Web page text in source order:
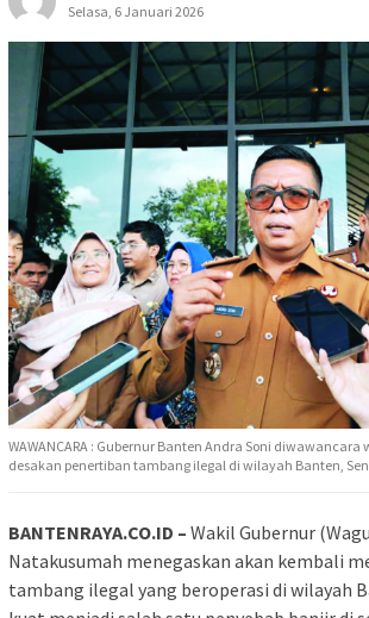
Selasa, 6 Januari 2026
WAWANCARA : Gubernur Banten Andra Soni
desakan penertiban tambang ilegal di wilayah Banten,
BANTENRAYA.CO.ID – Wakil Gubernur
Natakusumah menegaskan akan kembali
tambang ilegal yang beroperasi di wilayah